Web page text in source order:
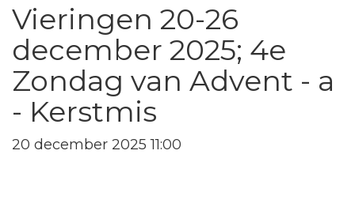
Vieringen 20-26
december 2025; 4e
Zondag van Advent - a
- Kerstmis
20 december 2025 11:00